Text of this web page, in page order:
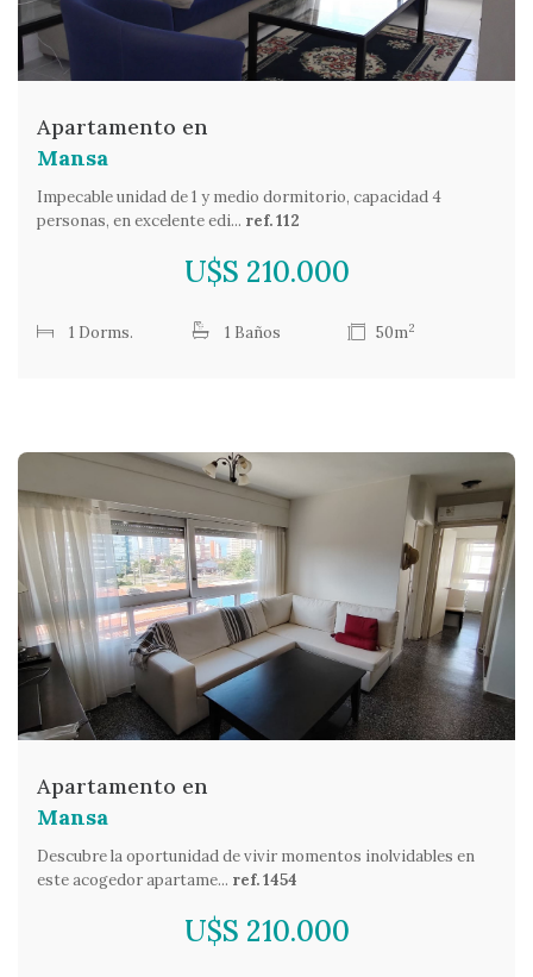
Apartamento en
Mansa
Impecable unidad de 1 y medio dormitorio, capacidad 4
personas, en excelente edi... ref. 112
U$S 210.000
1 Dorms. 1 Baños 50m2
Apartamento en
Mansa
Descubre la oportunidad de vivir momentos inolvidables en
este acogedor apartame... ref. 1454
U$S 210.000